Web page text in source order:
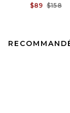
$89 $158